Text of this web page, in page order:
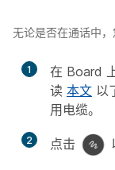
无论是否在通话中，
1
在 Board
读 本文 以
用电缆。
2 点击